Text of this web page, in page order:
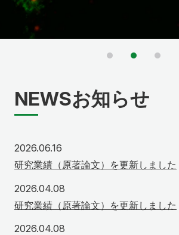
NEWSお知らせ
2026.06.16
研究業績（原著論文）を更新しました
2026.04.08
研究業績（原著論文）を更新しました
2026.04.08